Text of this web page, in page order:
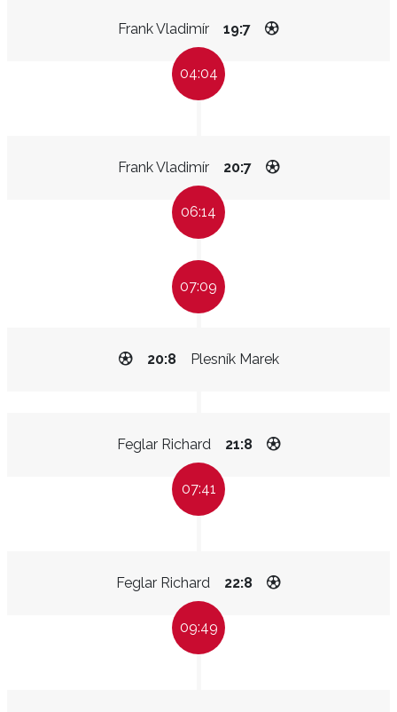
Frank Vladimír 19:7
04:04
Frank Vladimír 20:7
06:14
07:09
Plesník Marek
20:8
Feglar Richard 21:8
07:41
Feglar Richard 22:8
09:49